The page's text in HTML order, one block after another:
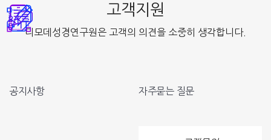
고객지원
디모데성경연구원은 고객의 의견을 소중히 생각합니다.
공지사항 자주묻는 질문